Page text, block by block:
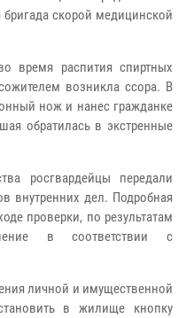
скорой медицинской
время распития спиртных
возникла ссора. В
нож и нанес гражданке
обратилась в экстренные
росгвардейцы передали
внутренних дел. Подробная
проверки, по результатам
в соответствии с
личной и имущественной
в жилище кнопку